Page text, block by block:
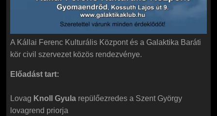
A Kállai Ferenc Kulturális Központ és a Galaktika Baráti
kör civil szervezet közös rendezvénye.
Előadást tart:
Lovag Knoll Gyula repülőezredes a Szent György
lovagrend priorja